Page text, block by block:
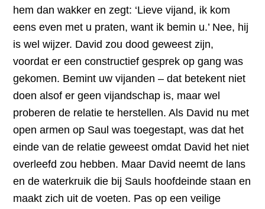
hem dan wakker en zegt: ‘Lieve vijand, ik kom
eens even met u praten, want ik bemin u.’ Nee, hij
is wel wijzer. David zou dood geweest zijn,
voordat er een constructief gesprek op gang was
gekomen. Bemint uw vijanden – dat betekent niet
doen alsof er geen vijandschap is, maar wel
proberen de relatie te herstellen. Als David nu met
open armen op Saul was toegestapt, was dat het
einde van de relatie geweest omdat David het niet
overleefd zou hebben. Maar David neemt de lans
en de waterkruik die bij Sauls hoofdeinde staan en
maakt zich uit de voeten. Pas op een veilige